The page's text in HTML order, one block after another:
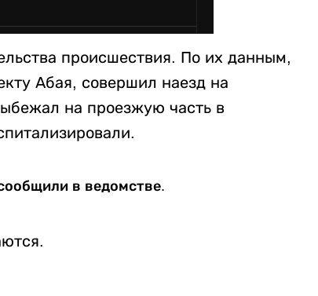
происшествия. По их данным,
Абая, совершил наезд на
на проезжую часть в
в ведомстве.